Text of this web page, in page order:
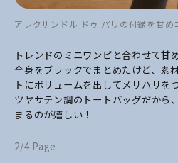
アレクサンドル ドゥ パリの付録を甘
トレンドのミニワンピと合わせて甘
全身をブラックでまとめたけど、素
トにボリュームを出してメリハリを
ツヤサテン調のトートバッグだから
まるのが嬉しい！
2/4 Page